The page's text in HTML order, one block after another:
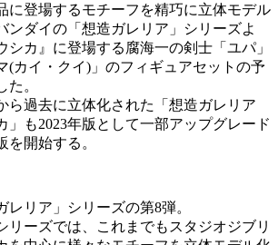
に登場するモチーフを精巧に立体モデル
ンダイの「想造ガレリア」シリーズよ
シカ』に登場する腐海一の剣士「ユパ」
(カイ・クイ)」のフィギュアセットの予
。
ら過去に立体化された「想造ガレリア
」も2023年版として一部アップグレード
を開始する。
レリア」シリーズの第8弾。
リーズでは、これまでもスタジオジブリ